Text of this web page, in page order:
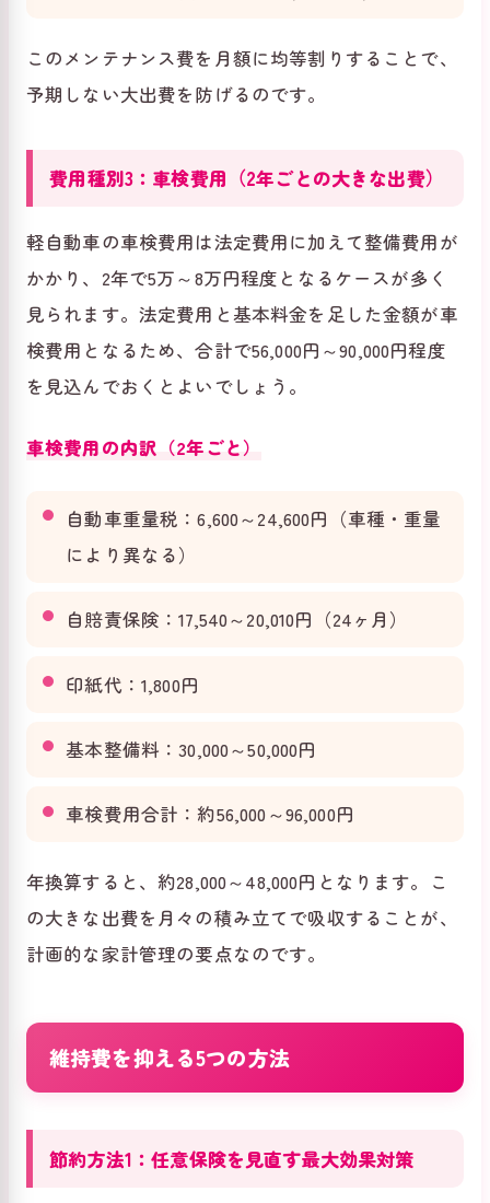
このメンテナンス費を月額に均等割りすることで、
予期しない大出費を防げるのです。
費用種別3：車検費用（2年ごとの大きな出費）
軽自動車の車検費用は法定費用に加えて整備費用が
かかり、2年で5万～8万円程度となるケースが多く
見られます。法定費用と基本料金を足した金額が車
検費用となるため、合計で56,000円～90,000円程度
を見込んでおくとよいでしょう。
車検費用の内訳（2年ごと）
自動車重量税：6,600～24,600円（車種・重量
により異なる）
自賠責保険：17,540～20,010円（24ヶ月）
印紙代：1,800円
基本整備料：30,000～50,000円
車検費用合計：約56,000～96,000円
年換算すると、約28,000～48,000円となります。こ
の大きな出費を月々の積み立てで吸収することが、
計画的な家計管理の要点なのです。
維持費を抑える5つの方法
節約方法1：任意保険を見直す最大効果対策